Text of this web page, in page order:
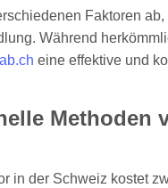
Faktoren
Während
eine effektive und
Methoden
in der Schweiz kostet